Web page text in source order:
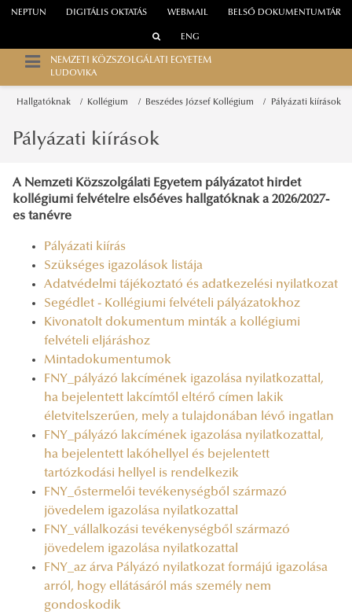
WEBMAIL
NEPTUN DIGITÁLIS OKTATÁS BELSŐ DOKUMENTUMTÁR
ENG
NEMZETI KÖZSZOLGÁLATI EGYETEM
LUDOVIKA
Hallgatóknak Kollégium Beszédes József Kollégium Pályázati kiírások
Pályázati kiírások
A Nemzeti Közszolgálati Egyetem pályázatot hirdet
kollégiumi felvételre elsőéves hallgatóknak a 2026/2027-
es tanévre
Pályázati kiírás
Szükséges igazolások listája
Adatvédelmi tájékoztató és adatkezelési nyilatkozat
Segédlet - Kollégiumi felvételi pályázatokhoz
Kivonatolt dokumentum minták a kollégiumi
felvételi eljáráshoz
Mintadokumentumok
FNY_pályázó lakcímének igazolása nyilatkozattal,
ha bejelentett lakcímtől eltérő címen lakik
életvitelszerűen, mely a tulajdonában lévő ingatlan
FNY_pályázó lakcímének igazolása nyilatkozattal,
ha bejelentett lakóhellyel és bejelentett
tartózkodási hellyel is rendelkezik
FNY_őstermelői tevékenységből származó
jövedelem igazolása nyilatkozattal
FNY_vállalkozási tevékenységből származó
jövedelem igazolása nyilatkozattal
FNY_az árva Pályázó nyilatkozat formájú igazolása
arról, hogy ellátásáról más személy nem
gondoskodik